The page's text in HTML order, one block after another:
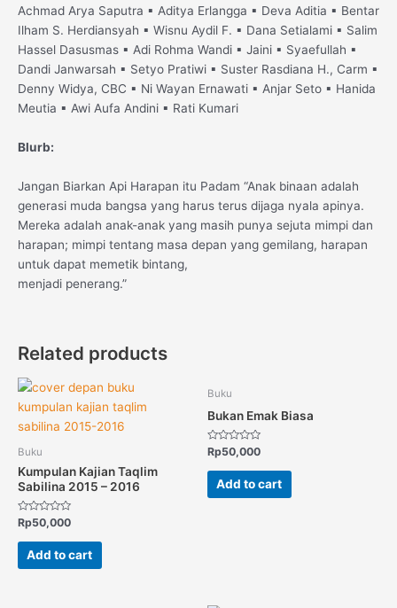
Achmad Arya Saputra ▪ Aditya Erlangga ▪ Deva Aditia ▪ Bentar
Ilham S. Herdiansyah ▪ Wisnu Aydil F. ▪ Dana Setialami ▪ Salim
Hassel Dasusmas ▪ Adi Rohma Wandi ▪ Jaini ▪ Syaefullah ▪
Dandi Janwarsah ▪ Setyo Pratiwi ▪ Suster Rasdiana H., Carm ▪
Denny Widya, CBC ▪ Ni Wayan Ernawati ▪ Anjar Seto ▪ Hanida
Meutia ▪ Awi Aufa Andini ▪ Rati Kumari
Blurb:
Jangan Biarkan Api Harapan itu Padam “Anak binaan adalah
generasi muda bangsa yang harus terus dijaga nyala apinya.
Mereka adalah anak-anak yang masih punya sejuta mimpi dan
harapan; mimpi tentang masa depan yang gemilang, harapan
untuk dapat memetik bintang,
menjadi penerang.”
Related products
Buku
Kumpulan Kajian Taqlim
Sabilina 2015 – 2016
Rated
0
out
Rp50,000
Add to cart
Buku
Bukan Emak Biasa
Rated
0
out
Rp50,000
Add to cart